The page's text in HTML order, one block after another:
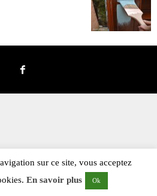
sur ce site, vous acceptez
En savoir plus Ok